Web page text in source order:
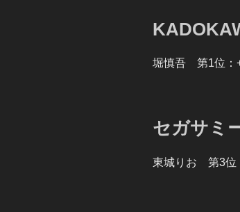
堀慎吾 第1位：
セガサミ
東城りお 第3位